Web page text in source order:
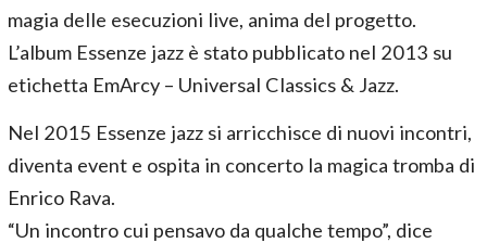
magia delle esecuzioni live, anima del progetto.
L’album Essenze jazz è stato pubblicato nel 2013 su
etichetta EmArcy – Universal Classics & Jazz.
Nel 2015 Essenze jazz si arricchisce di nuovi incontri,
diventa event e ospita in concerto la magica tromba di
Enrico Rava.
“Un incontro cui pensavo da qualche tempo”, dice